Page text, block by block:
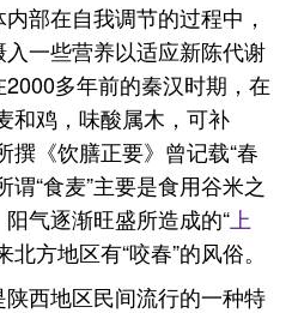
部在自我调节的过程中，
一些营养以适应新陈代谢
多年前的秦汉时期，在
和鸡，味酸属木，可补
撰《饮膳正要》曾记载“春
“食麦”主要是食用谷米之
气逐渐旺盛所造成的“ 上
方地区有“咬春”的风俗。
西地区民间流行的一种特